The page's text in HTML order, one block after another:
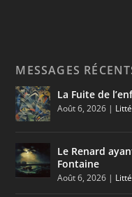
MESSAGES
La Fuite de
Août 6, 2026 |
Le Renard
Fontaine
Août 6, 2026 |